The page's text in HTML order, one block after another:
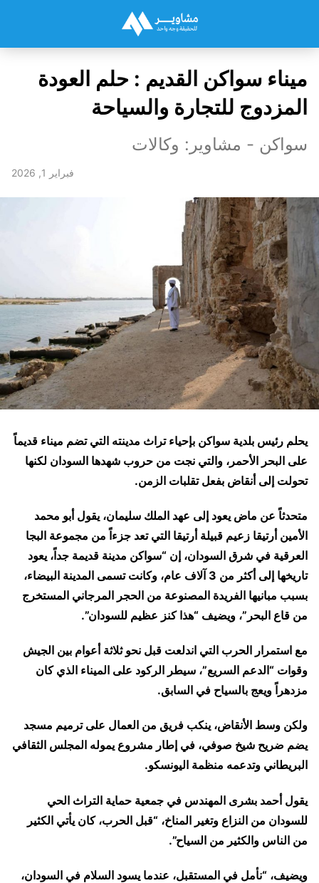
ميناء سواكن القديم : حلم العودة
المزدوج للتجارة والسياحة
سواكن - مشاوير: وكالات
فبراير 1, 2026
يحلم رئيس بلدية سواكن بإحياء تراث مدينته التي تضم ميناء قديماً
على البحر الأحمر، والتي نجت من حروب شهدها السودان لكنها
تحولت إلى أنقاض بفعل تقلبات الزمن.
متحدثاً عن ماض يعود إلى عهد الملك سليمان، يقول أبو محمد
الأمين أرتيقا زعيم قبيلة أرتيقا التي تعد جزءاً من مجموعة البجا
العرقية في شرق السودان، إن “سواكن مدينة قديمة جداً، يعود
تاريخها إلى أكثر من 3 آلاف عام، وكانت تسمى المدينة البيضاء،
بسبب مبانيها الفريدة المصنوعة من الحجر المرجاني المستخرج
من قاع البحر”، ويضيف “هذا كنز عظيم للسودان”.
مع استمرار الحرب التي اندلعت قبل نحو ثلاثة أعوام بين الجيش
وقوات “الدعم السريع”، سيطر الركود على الميناء الذي كان
مزدهراً ويعج بالسياح في السابق.
ولكن وسط الأنقاض، ينكب فريق من العمال على ترميم مسجد
يضم ضريح شيخ صوفي، في إطار مشروع يموله المجلس الثقافي
البريطاني وتدعمه منظمة اليونسكو.
يقول أحمد بشرى المهندس في جمعية حماية التراث الحي
للسودان من النزاع وتغير المناخ، “قبل الحرب، كان يأتي الكثير
من الناس والكثير من السياح”.
ويضيف، “نأمل في المستقبل، عندما يسود السلام في السودان،